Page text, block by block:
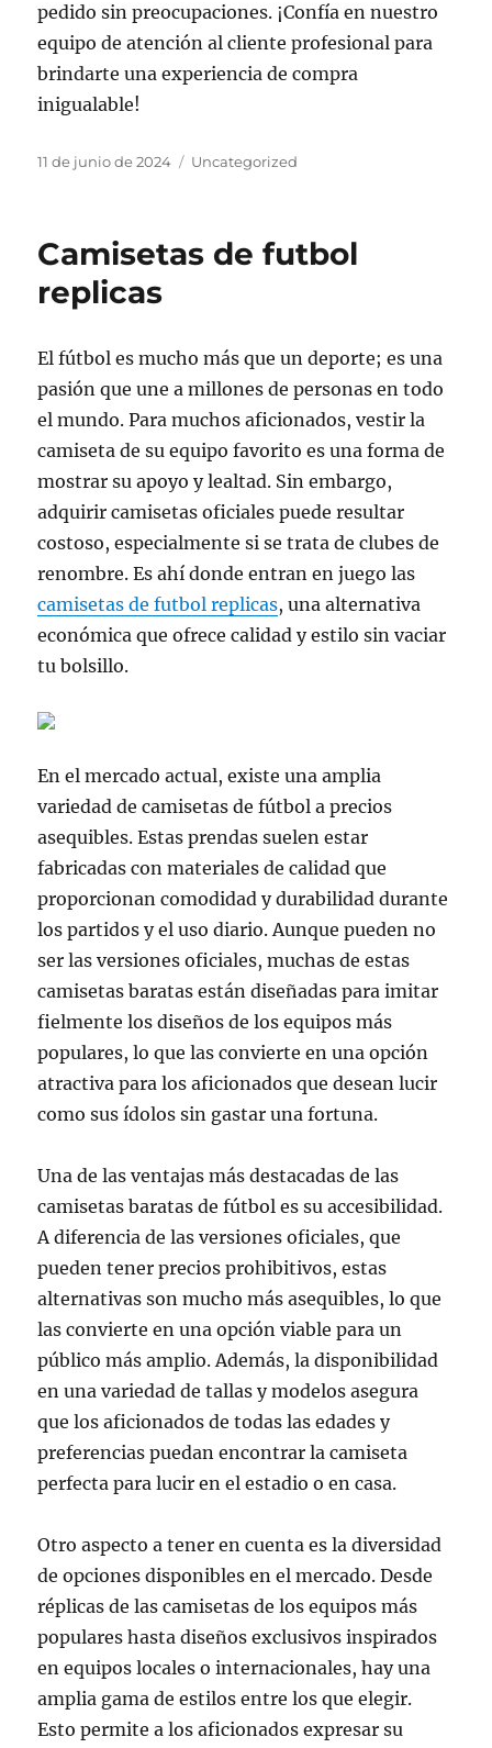
pedido sin preocupaciones. ¡Confía en nuestro
equipo de atención al cliente profesional para
brindarte una experiencia de compra
inigualable!
Publicado
11 de junio de 2024 Categorías
Uncategorized
Camisetas de futbol
replicas
El fútbol es mucho más que un deporte; es una
pasión que une a millones de personas en todo
el mundo. Para muchos aficionados, vestir la
camiseta de su equipo favorito es una forma de
mostrar su apoyo y lealtad. Sin embargo,
adquirir camisetas oficiales puede resultar
costoso, especialmente si se trata de clubes de
renombre. Es ahí donde entran en juego las
camisetas de futbol replicas, una alternativa
económica que ofrece calidad y estilo sin vaciar
tu bolsillo.
En el mercado actual, existe una amplia
variedad de camisetas de fútbol a precios
asequibles. Estas prendas suelen estar
fabricadas con materiales de calidad que
proporcionan comodidad y durabilidad durante
los partidos y el uso diario. Aunque pueden no
ser las versiones oficiales, muchas de estas
camisetas baratas están diseñadas para imitar
fielmente los diseños de los equipos más
populares, lo que las convierte en una opción
atractiva para los aficionados que desean lucir
como sus ídolos sin gastar una fortuna.
Una de las ventajas más destacadas de las
camisetas baratas de fútbol es su accesibilidad.
A diferencia de las versiones oficiales, que
pueden tener precios prohibitivos, estas
alternativas son mucho más asequibles, lo que
las convierte en una opción viable para un
público más amplio. Además, la disponibilidad
en una variedad de tallas y modelos asegura
que los aficionados de todas las edades y
preferencias puedan encontrar la camiseta
perfecta para lucir en el estadio o en casa.
Otro aspecto a tener en cuenta es la diversidad
de opciones disponibles en el mercado. Desde
réplicas de las camisetas de los equipos más
populares hasta diseños exclusivos inspirados
en equipos locales o internacionales, hay una
amplia gama de estilos entre los que elegir.
Esto permite a los aficionados expresar su